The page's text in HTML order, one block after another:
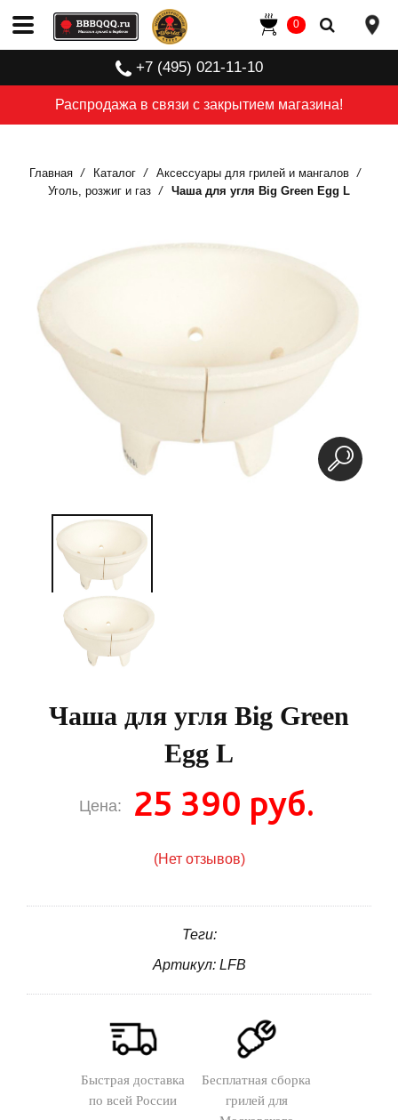
Распродажа в связи с закрытием магазина!
+7 (495) 021-11-10
0
Главная Каталог
Аксессуары для грилей и мангалов
Уголь, розжиг и газ
Чаша для угля Big Green Egg L
Чаша для угля Big Green
Egg L
Цена: 25 390 руб.
(Нет отзывов)
Теги:
Артикул: LFB
Быстрая доставка
по всей России
Бесплатная сборка
грилей для